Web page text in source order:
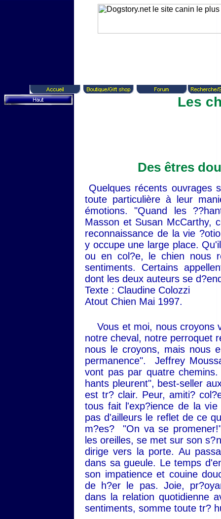
Les
Des êtres
Quelques récents ouvrages
toute particulière à leur
émotions. "Quand les
Masson et Susan McCarthy,
reconnaissance de la vie
y occupe une large place.
ou en col?e, le chien nous
sentiments. Certains
dont les deux auteurs se
Texte : Claudine Colozzi
Atout Chien Mai 1997.
Vous et moi, nous croyons
notre cheval, notre perroquet
nous le croyons, mais nous
permanence". Jeffrey
vont pas par quatre
hants pleurent", best-seller
est tr? clair. Peur, amiti?
tous fait l'exp?ience de la
pas d'ailleurs le reflet de ce
m?es? "On va se
les oreilles, se met sur son
dirige vers la porte. Au
dans sa gueule. Le temps
son impatience et couine
de h?er le pas. Joie,
dans la relation quotidienne
sentiments, somme toute tr?